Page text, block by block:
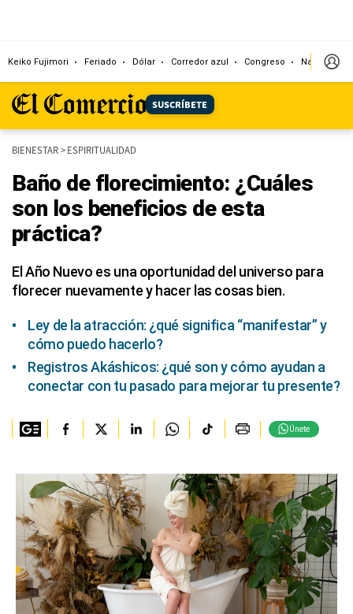
SUSCRÍBETE
Keiko Fujimori Feriado Dólar Corredor azul Congreso Nasca
BIENESTAR> ESPIRITUALIDAD
Baño de florecimiento: ¿Cuáles
son los beneficios de esta
práctica?
El Año Nuevo es una oportunidad del universo para
florecer nuevamente y hacer las cosas bien.
Ley de la atracción: ¿qué significa “manifestar” y
cómo puedo hacerlo?
Registros Akáshicos: ¿qué son y cómo ayudan a
conectar con tu pasado para mejorar tu presente?
Únete